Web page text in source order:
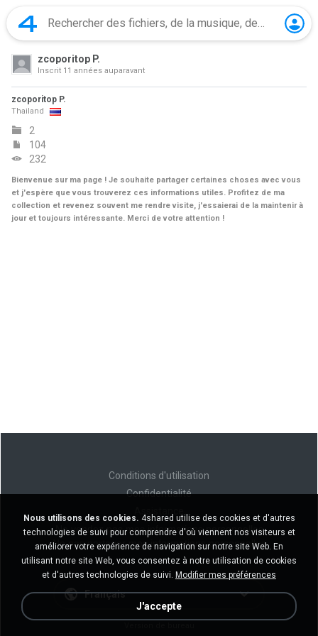
zcoporitop P.
Inscrit 11 années auparavant
zcoporitop P.
Thailand
2
104
232
Bienvenue sur ma page ! Je souhaite partager certaines choses avec vous
et j'espère que vous trouverez ces informations utiles. Profitez de ma
collection et revenez souvent me rendre visite, j'essaierai de la maintenir à
jour et toujours intéressante. Merci de votre attention !
Conditions d'utilisation
Confidentialité
Ne vendez pas mes informations personnelles
Ne pas partager mes informations personnelles
Français
Nous utilisons des cookies. 4shared utilise des cookies et d'autres
technologies de suivi pour comprendre d'où viennent nos visiteurs et
améliorer votre expérience de navigation sur notre site Web. En
utilisant notre site Web, vous consentez à notre utilisation de cookies
et d'autres technologies de suivi. Modifier mes préférences
J'accepte